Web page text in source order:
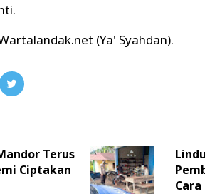
(Ya' Syahdan).
Terus
Ciptakan
Cara